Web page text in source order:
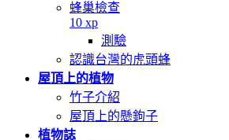
蜂巢檢查
10 xp
測驗
認識台灣的虎頭蜂
屋頂上的植物
竹子介紹
屋頂上的懸鉤子
植物誌